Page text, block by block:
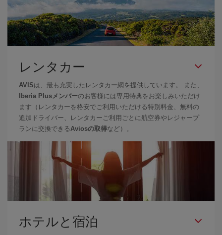
レンタカー
AVISは、最も充実したレンタカー網を提供しています。 また、
Iberia Plusメンバーのお客様には専用特典をお楽しみいただけ
ます（レンタカーを格安でご利用いただける特別料金、無料の
追加ドライバー、レンタカーご利用ごとに航空券やレジャープ
ランに交換できる Aviosの取得など）。
ホテルと宿泊